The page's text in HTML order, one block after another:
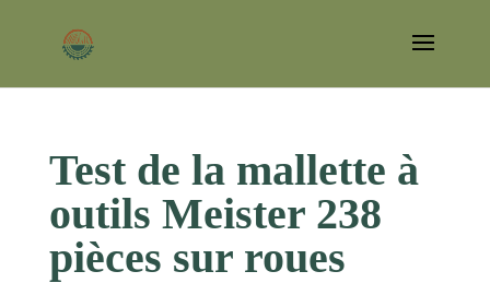
Test de la mallette à
outils Meister 238
pièces sur roues